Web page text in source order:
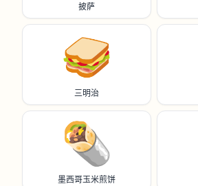
披萨
🥪
三明治
🌯
墨西哥玉米煎饼